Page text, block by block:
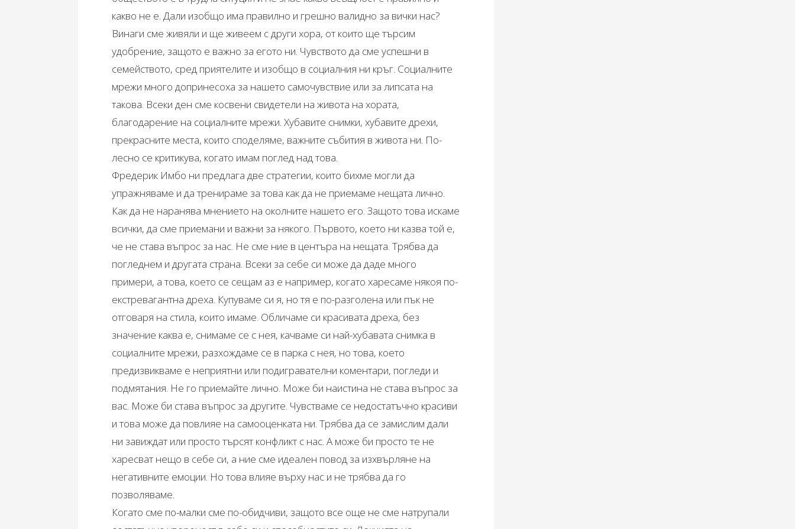
какво не е. Дали изобщо има правилно и грешно валидно за вички нас?
Винаги сме живяли и ще живеем с други хора, от които ще търсим
удобрение, защото е важно за егото ни. Чувството да сме успешни в
семейството, сред приятелите и изобщо в социалния ни кръг. Социалните
мрежи много допринесоха за нашето самочувствие или за липсата на
такова. Всеки ден сме косвени свидетели на живота на хората,
благодарение на социалните мрежи. Хубавите снимки, хубавите дрехи,
прекрасните места, които споделяме, важните събития в живота ни. По-
лесно се критикува, когато имам поглед над това.
Фредерик Имбо ни предлага две стратегии, които бихме могли да
упражняваме и да тренираме за това как да не приемаме нещата лично.
Как да не наранява мнението на околните нашето его. Защото това искаме
всички, да сме приемани и важни за някого. Първото, което ни казва той е,
че не става въпрос за нас. Не сме ние в центъра на нещата. Трябва да
погледнем и другата страна. Всеки за себе си може да даде много
примери, а това, което се сещам аз е например, когато харесаме някоя по-
екстревагантна дреха. Купуваме си я, но тя е по-разголена или пък не
отговаря на стила, които имаме. Обличаме си красивата дреха, без
значение каква е, снимаме се с нея, качваме си най-хубавата снимка в
социалните мрежи, разхождаме се в парка с нея, но това, което
предизвикваме е неприятни или подигравателни коментари, погледи и
подмятания. Не го приемайте лично. Може би наистина не става въпрос за
вас. Може би става въпрос за другите. Чувстваме се недостатъчно красиви
и това може да повлияе на самооценката ни. Трябва да се замислим дали
ни завиждат или просто търсят конфликт с нас. А може би просто те не
харесват нещо в себе си, а ние сме идеален повод за изхвърляне на
негативните емоции. Но това влияе върху нас и не трябва да го
позволяваме.
Когато сме по-малки сме по-обидчиви, защото все още не сме натрупали